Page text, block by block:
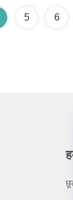
5 6